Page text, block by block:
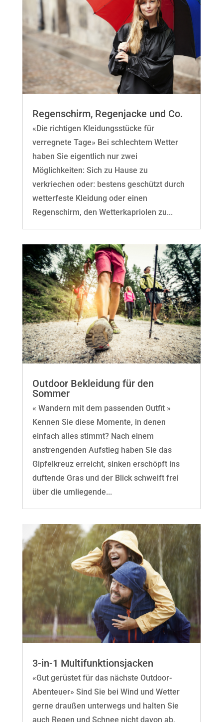
Regenschirm, Regenjacke und Co.
«Die richtigen Kleidungsstücke für
verregnete Tage» Bei schlechtem Wetter
haben Sie eigentlich nur zwei
Möglichkeiten: Sich zu Hause zu
verkriechen oder: bestens geschützt durch
wetterfeste Kleidung oder einen
Regenschirm, den Wetterkapriolen zu...
Outdoor Bekleidung für den
Sommer
« Wandern mit dem passenden Outfit »
Kennen Sie diese Momente, in denen
einfach alles stimmt? Nach einem
anstrengenden Aufstieg haben Sie das
Gipfelkreuz erreicht, sinken erschöpft ins
duftende Gras und der Blick schweift frei
über die umliegende...
3-in-1 Multifunktionsjacken
«Gut gerüstet für das nächste Outdoor-
Abenteuer» Sind Sie bei Wind und Wetter
gerne draußen unterwegs und halten Sie
auch Regen und Schnee nicht davon ab,